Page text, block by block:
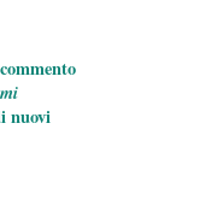
nuovi